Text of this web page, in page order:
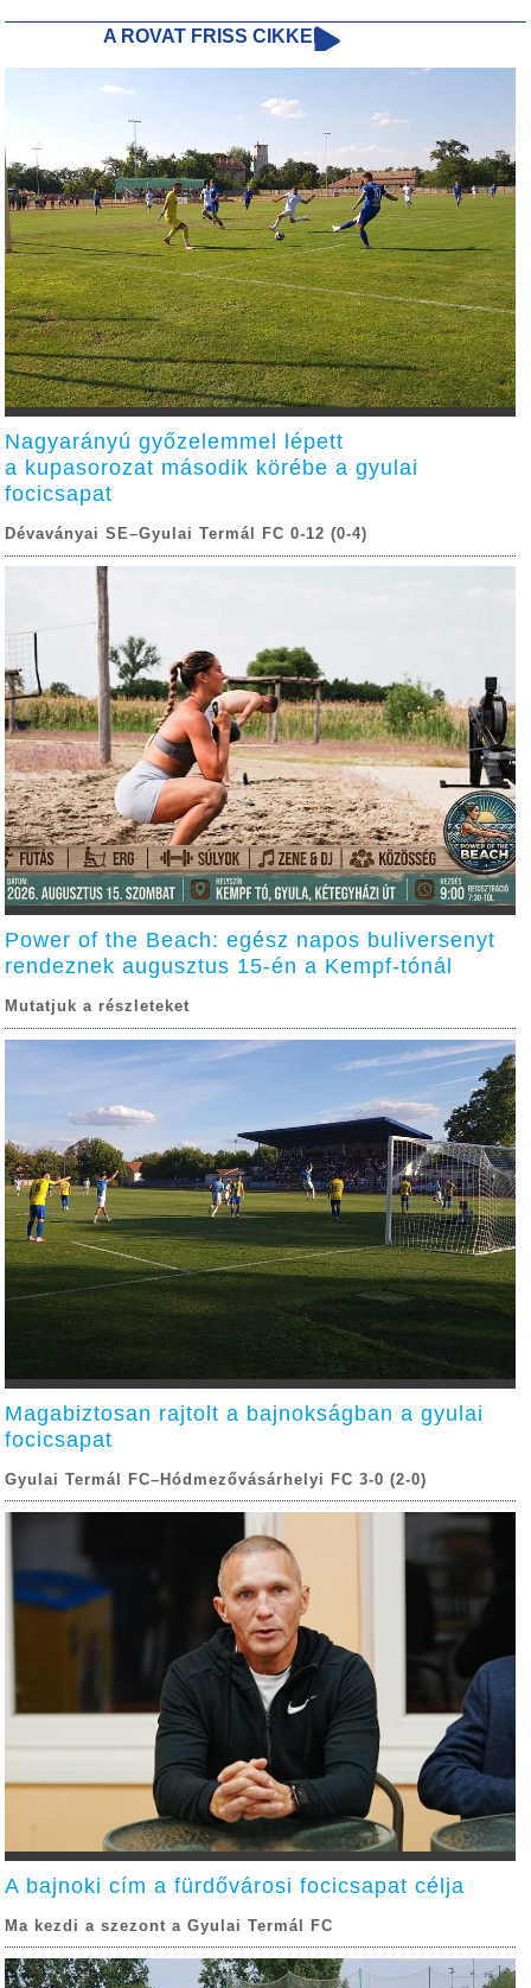
A ROVAT FRISS CIKKEI
Nagyarányú győzelemmel lépett
a kupasorozat második körébe a gyulai
focicsapat
Dévaványai SE–Gyulai Termál FC 0-12 (0-4)
Power of the Beach: egész napos buliversenyt
rendeznek augusztus 15-én a Kempf-tónál
Mutatjuk a részleteket
Magabiztosan rajtolt a bajnokságban a gyulai
focicsapat
Gyulai Termál FC–Hódmezővásárhelyi FC 3-0 (2-0)
A bajnoki cím a fürdővárosi focicsapat célja
Ma kezdi a szezont a Gyulai Termál FC